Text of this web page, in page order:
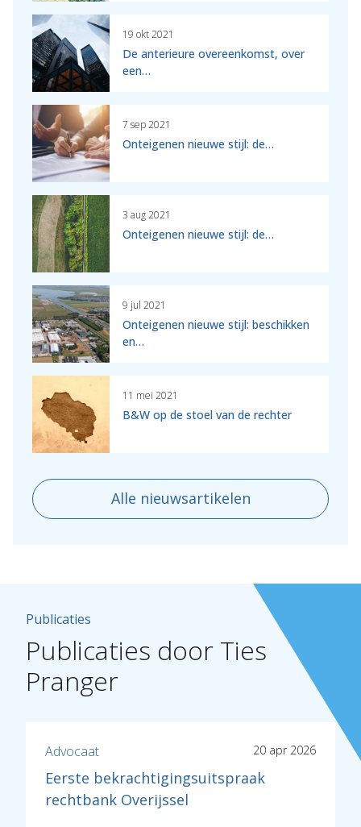
19 okt 2021
De anterieure overeenkomst, over
een…
7 sep 2021
Onteigenen nieuwe stijl: de…
3 aug 2021
Onteigenen nieuwe stijl: de…
9 jul 2021
Onteigenen nieuwe stijl: beschikken
en…
11 mei 2021
B&W op de stoel van de rechter
Alle nieuwsartikelen
Publicaties
Publicaties door Ties
Pranger
Advocaat 20 apr 2026
Eerste bekrachtigingsuitspraak
rechtbank Overijssel